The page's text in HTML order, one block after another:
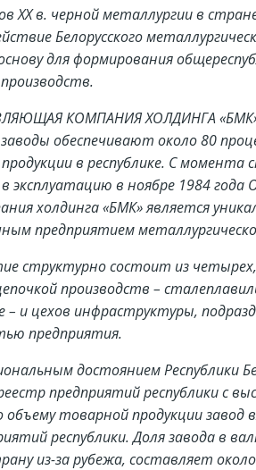
XX в. черной металлургии в
Белорусского
для формирования
КОМПАНИЯ ХОЛДИНГА «БМК»
обеспечивают около 80
в республике. С
в эксплуатацию в ноябре 1984
холдинга «БМК» является
предприятием
структурно состоит из
производств –
и цехов инфраструктуры,
предприятия.
достоянием Республики
предприятий республики с
товарной продукции завод
республики. Доля завода в
из-за рубежа, составляет